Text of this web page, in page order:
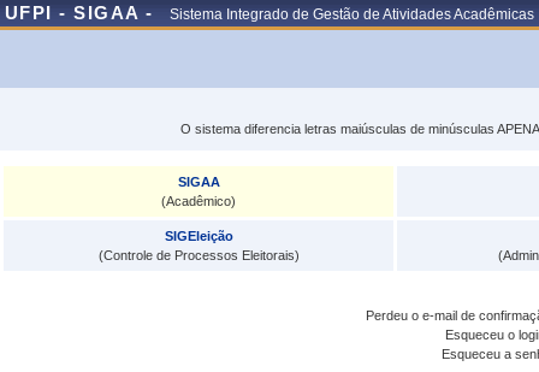
UFPI - SIGAA - Sistema Integrado de Gestão de Atividades Acadêmicas
O sistema diferencia letras maiúsculas de minúsculas
SIGAA
(Acadêmico)
SIGEleição
(Controle de Processos Eleitorais)
Perdeu o e-mail de
Esqueceu o
Esqueceu a